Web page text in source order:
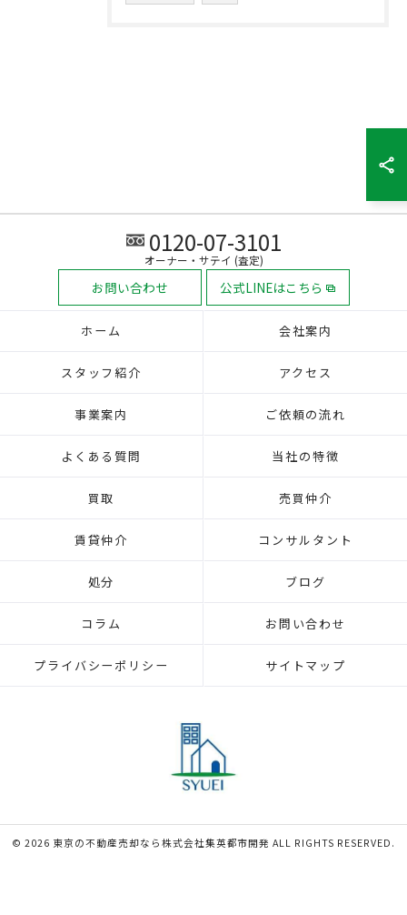
0120-07-3101
オーナー・サテイ (査定)
お問い合わせ 公式LINEはこちら
ホーム 会社案内
スタッフ紹介 アクセス
事業案内 ご依頼の流れ
よくある質問 当社の特徴
買取 売買仲介
賃貸仲介 コンサルタント
処分 ブログ
コラム お問い合わせ
プライバシーポリシー サイトマップ
© 2026 東京の不動産売却なら株式会社集英都市開発 ALL RIGHTS RESERVED.